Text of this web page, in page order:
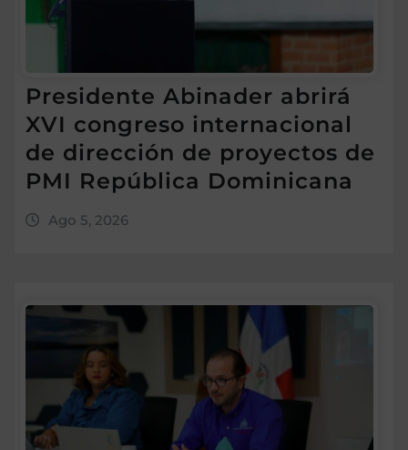
Presidente Abinader abrirá
XVI congreso internacional
de dirección de proyectos de
PMI República Dominicana
Ago 5, 2026